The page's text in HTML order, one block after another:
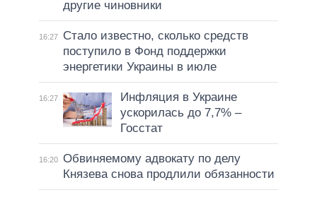
другие чиновники
16:27
Стало известно, сколько средств
поступило в Фонд поддержки
энергетики Украины в июле
16:27
Инфляция в Украине
ускорилась до 7,7% –
Госстат
16:20 Обвиняемому адвокату по делу
Князева снова продлили обязанности